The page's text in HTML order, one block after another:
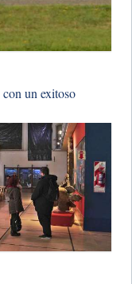
un exitoso